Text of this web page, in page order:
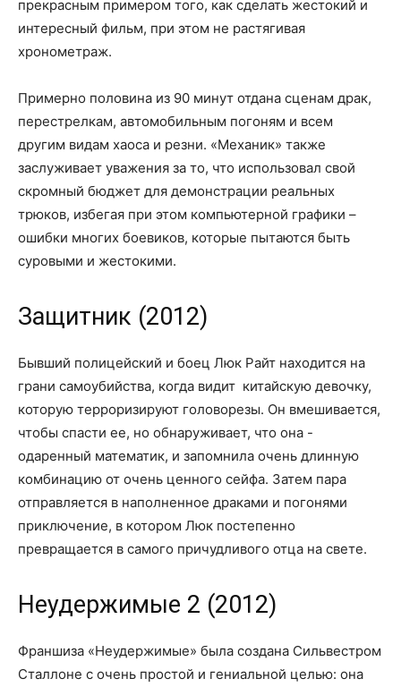
прекрасным примером того, как сделать жестокий и
интересный фильм, при этом не растягивая
хронометраж.
Примерно половина из 90 минут отдана сценам драк,
перестрелкам, автомобильным погоням и всем
другим видам хаоса и резни. «Механик» также
заслуживает уважения за то, что использовал свой
скромный бюджет для демонстрации реальных
трюков, избегая при этом компьютерной графики –
ошибки многих боевиков, которые пытаются быть
суровыми и жестокими.
Защитник (2012)
Бывший полицейский и боец Люк Райт находится на
грани самоубийства, когда видит китайскую девочку,
которую терроризируют головорезы. Он вмешивается,
чтобы спасти ее, но обнаруживает, что она -
одаренный математик, и запомнила очень длинную
комбинацию от очень ценного сейфа. Затем пара
отправляется в наполненное драками и погонями
приключение, в котором Люк постепенно
превращается в самого причудливого отца на свете.
Неудержимые 2 (2012)
Франшиза «Неудержимые» была создана Сильвестром
Сталлоне с очень простой и гениальной целью: она